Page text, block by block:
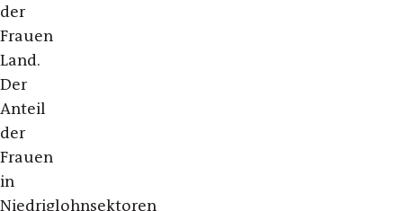
der
Frauen
Land.
Der
Anteil
der
Frauen
in
Niedriglohnsektoren